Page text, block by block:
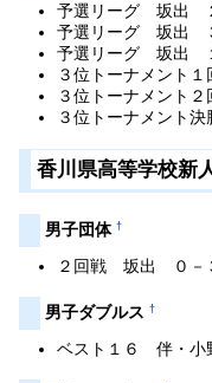
予選リーグ 坂出
予選リーグ 坂出
予選リーグ 坂出
３位トーナメント
３位トーナメント
３位トーナメン
香川県高等学校新
男子団体†
２回戦 坂出 ０－
男子ダブルス†
ベスト１６ 伴・小